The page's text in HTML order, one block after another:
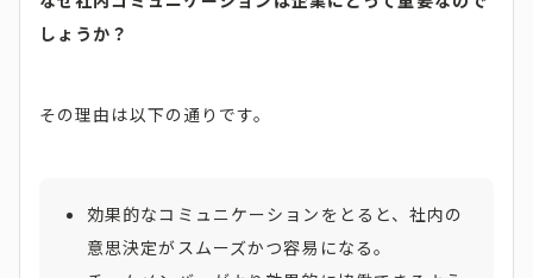
しょうか？
その理由は以下の通りです。
効果的なコミュニケーションをとると、社内の
意思決定がスムーズかつ容易になる。